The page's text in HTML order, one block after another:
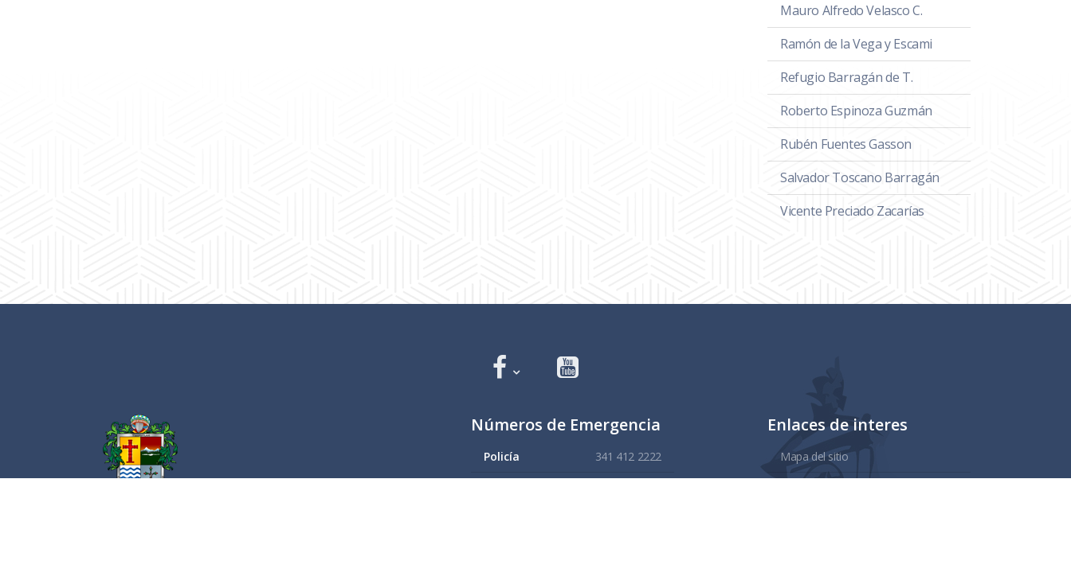
Mauro Alfredo Velasco C.
Ramón de la Vega y Escami
Refugio Barragán de T.
Roberto Espinoza Guzmán
Rubén Fuentes Gasson
Salvador Toscano Barragán
Vicente Preciado Zacarías
Números de Emergencia
Policía 341 412 2222
Enlaces de interes
Mapa del sitio